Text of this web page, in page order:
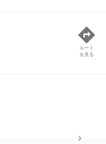
ルート
を見る